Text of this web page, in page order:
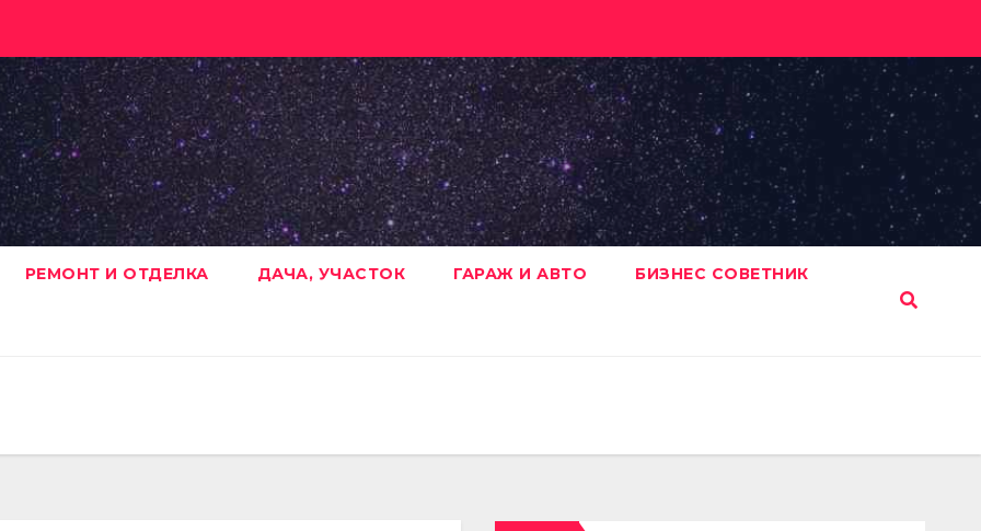
РЕМОНТ И ОТДЕЛКА ДАЧА, УЧАСТОК ГАРАЖ И АВТО БИЗНЕС СОВЕТНИК